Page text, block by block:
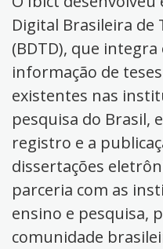
Digital Brasileira de
(BDTD), que
informação de
existentes nas
pesquisa do Brasil,
registro e a
dissertações
parceria com as
ensino e pesquisa,
comunidade